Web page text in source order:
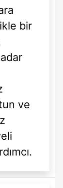
bir
ve